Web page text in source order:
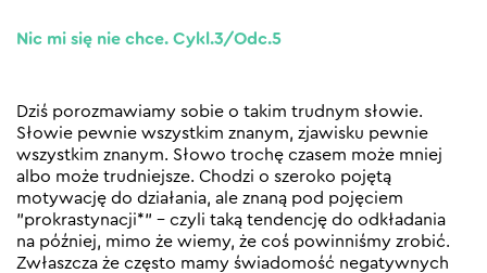
Nic mi się nie chce. Cykl.3/Odc.5
Dziś porozmawiamy sobie o takim trudnym słowie.
Słowie pewnie wszystkim znanym, zjawisku pewnie
wszystkim znanym. Słowo trochę czasem może mniej
albo może trudniejsze. Chodzi o szeroko pojętą
motywację do działania, ale znaną pod pojęciem
”prokrastynacji*” – czyli taką tendencję do odkładania
na później, mimo że wiemy, że coś powinniśmy zrobić.
Zwłaszcza że często mamy świadomość negatywnych